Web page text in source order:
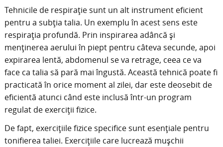
Tehnicile de respirație sunt un alt instrument eficient
pentru a subția talia. Un exemplu în acest sens este
respirația profundă. Prin inspirarea adâncă și
menținerea aerului în piept pentru câteva secunde, apoi
expirarea lentă, abdomenul se va retrage, ceea ce va
face ca talia să pară mai îngustă. Această tehnică poate fi
practicată în orice moment al zilei, dar este deosebit de
eficientă atunci când este inclusă într-un program
regulat de exerciții fizice.
De fapt, exercițiile fizice specifice sunt esențiale pentru
tonifierea taliei. Exercițiile care lucrează mușchii